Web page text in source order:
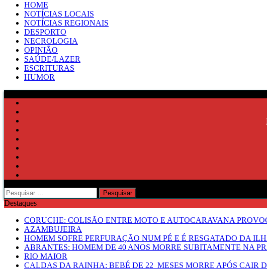
HOME
NOTÍCIAS LOCAIS
NOTÍCIAS REGIONAIS
DESPORTO
NECROLOGIA
OPINIÃO
SAÚDE/LAZER
ESCRITURAS
HUMOR
Pesquisar
por:
Destaques
CORUCHE: COLISÃO ENTRE MOTO E AUTOCARAVANA
AZAMBUJEIRA
HOMEM SOFRE PERFURAÇÃO NUM PÉ E É RESGATADO DA
ABRANTES: HOMEM DE 40 ANOS MORRE SUBITAMENTE NA
RIO MAIOR
CALDAS DA RAINHA: BEBÉ DE 22 MESES MORRE APÓS CAIR